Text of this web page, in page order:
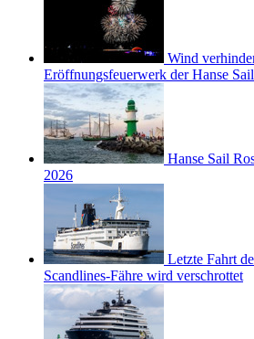
Wind
Eröffnungsfeuerwerk der Hanse
Hanse Sail
2026
Letzte Fahrt
Scandlines-Fähre wird verschrottet